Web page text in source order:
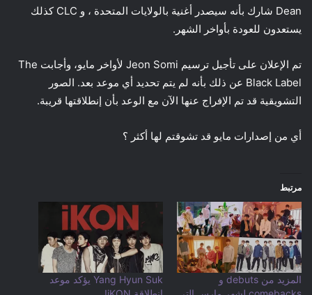
Dean شارك بأنه سيصدر أغنية بالولايات المتحدة ، و CLC كذلك
يستعدون للعودة بأواخر الشهر.
تم الإعلان على تأجيل ترسيم Jeon Somi لأواخر مايو، وأجابت The
Black Label عن ذلك بأنه لم يتم تحديد أي موعد بعد. الصور
التشويقية قد تم الإفراج عنها الآن مع الوعد بأن إنطلاقتها قريبة.
أي من إصدارات مايو قد تشوقتم لها أكثر ؟
مرتبط
المزيد من debuts و
Yang Hyun Suk يؤكد موعد